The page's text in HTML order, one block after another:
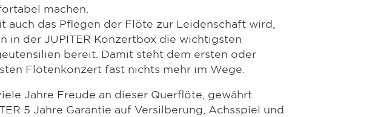
machen.
auch das Pflegen der Flöte zur Leidenschaft wird,
in der JUPITER Konzertbox die wichtigsten
bereit. Damit steht dem ersten oder
Flötenkonzert fast nichts mehr im Wege.
Jahre Freude an dieser Querflöte, gewährt
5 Jahre Garantie auf Versilberung, Achsspiel und